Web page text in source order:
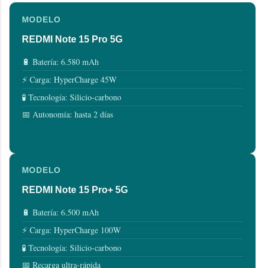
MODELO
REDMI Note 15 Pro 5G
🔋 Batería: 6.580 mAh
⚡ Carga: HyperCharge 45W
🧪 Tecnología: Silicio-carbono
📅 Autonomía: hasta 2 días
MODELO
REDMI Note 15 Pro+ 5G
🔋 Batería: 6.500 mAh
⚡ Carga: HyperCharge 100W
🧪 Tecnología: Silicio-carbono
📅 Recarga ultra-rápida